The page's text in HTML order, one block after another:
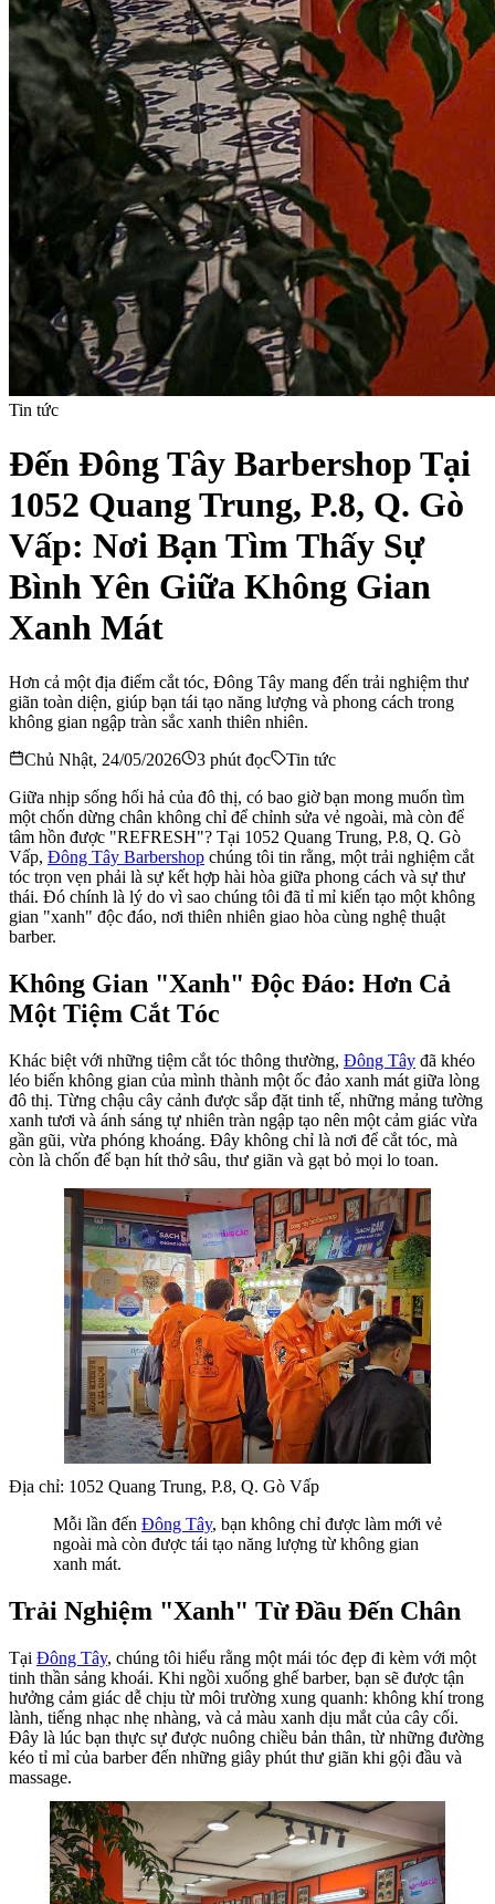
Tin tức
Đến Đông Tây Barbershop Tại
1052 Quang Trung, P.8, Q. Gò
Vấp: Nơi Bạn Tìm Thấy Sự
Bình Yên Giữa Không Gian
Xanh Mát
Hơn cả một địa điểm cắt tóc, Đông Tây mang đến trải nghiệm thư
giãn toàn diện, giúp bạn tái tạo năng lượng và phong cách trong
không gian ngập tràn sắc xanh thiên nhiên.
Chủ Nhật, 24/05/2026
3 phút đọc
Tin tức
Giữa nhịp sống hối hả của đô thị, có bao giờ bạn mong muốn tìm
một chốn dừng chân không chỉ để chỉnh sửa vẻ ngoài, mà còn để
tâm hồn được "REFRESH"? Tại 1052 Quang Trung, P.8, Q. Gò
Vấp, Đông Tây Barbershop chúng tôi tin rằng, một trải nghiệm cắt
tóc trọn vẹn phải là sự kết hợp hài hòa giữa phong cách và sự thư
thái. Đó chính là lý do vì sao chúng tôi đã tỉ mỉ kiến tạo một không
gian "xanh" độc đáo, nơi thiên nhiên giao hòa cùng nghệ thuật
barber.
Không Gian "Xanh" Độc Đáo: Hơn Cả
Một Tiệm Cắt Tóc
Khác biệt với những tiệm cắt tóc thông thường, Đông Tây đã khéo
léo biến không gian của mình thành một ốc đảo xanh mát giữa lòng
đô thị. Từng chậu cây cảnh được sắp đặt tinh tế, những mảng tường
xanh tươi và ánh sáng tự nhiên tràn ngập tạo nên một cảm giác vừa
gần gũi, vừa phóng khoáng. Đây không chỉ là nơi để cắt tóc, mà
còn là chốn để bạn hít thở sâu, thư giãn và gạt bỏ mọi lo toan.
Địa chỉ: 1052 Quang Trung, P.8, Q. Gò Vấp
Mỗi lần đến Đông Tây, bạn không chỉ được làm mới vẻ
ngoài mà còn được tái tạo năng lượng từ không gian
xanh mát.
Trải Nghiệm "Xanh" Từ Đầu Đến Chân
Tại Đông Tây, chúng tôi hiểu rằng một mái tóc đẹp đi kèm với một
tinh thần sảng khoái. Khi ngồi xuống ghế barber, bạn sẽ được tận
hưởng cảm giác dễ chịu từ môi trường xung quanh: không khí trong
lành, tiếng nhạc nhẹ nhàng, và cả màu xanh dịu mắt của cây cối.
Đây là lúc bạn thực sự được nuông chiều bản thân, từ những đường
kéo tỉ mỉ của barber đến những giây phút thư giãn khi gội đầu và
massage.